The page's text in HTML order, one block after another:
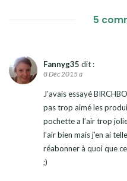
5
Fannyg35 dit :
8 Déc 2015 à
J’avais essayé
pas trop aimé les
pochette a l’air trop
l’air bien mais j’en ai
réabonner à quoi que
;)